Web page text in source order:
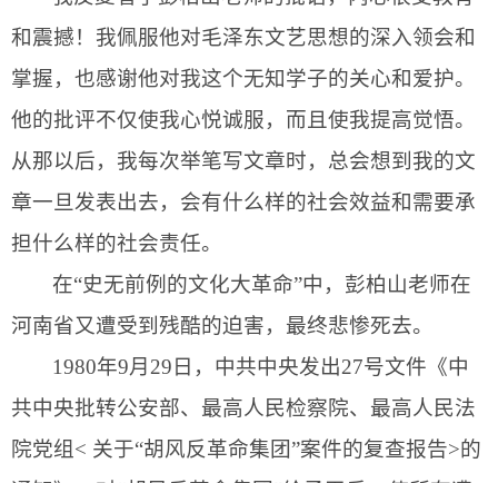
和震撼！我佩服他对毛泽东文艺思想的深入领会和
掌握，也感谢他对我这个无知学子的关心和爱护。
他的批评不仅使我心悦诚服，而且使我提高觉悟。
从那以后，我每次举笔写文章时，总会想到我的文
章一旦发表出去，会有什么样的社会效益和需要承
担什么样的社会责任。
在“史无前例的文化大革命”中， 彭柏山老师在
河南省又遭受到残酷的迫害，最终悲惨死去。
1980年9月 29 日 ，中共中央发出27号文件《中
共中央批转公安部、最高人民检察院、最高人民法
院党组 < 关于“胡风反革命集团”案件的复查报告>的